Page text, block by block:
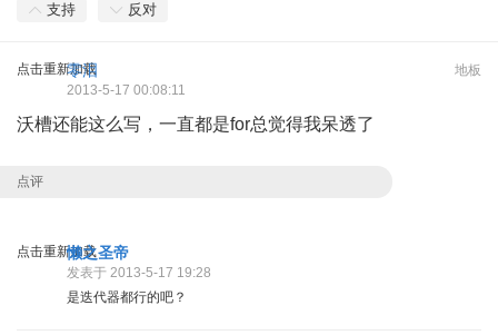
支持 反对
点击重新加载 地板
零泪
2013-5-17 00:08:11
沃槽还能这么写，一直都是for总觉得我呆透了
点评
点击重新加载懒之圣帝
发表于 2013-5-17 19:28
是迭代器都行的吧？